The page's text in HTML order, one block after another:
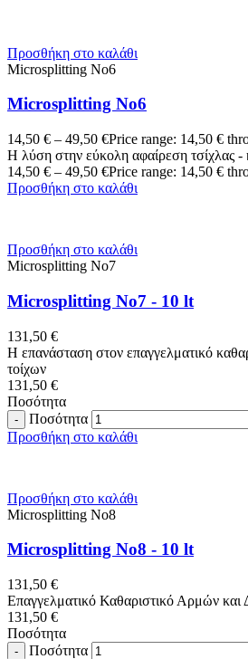
Προσθήκη στο καλάθι
Microsplitting No6
Microsplitting No6
14,50 € – 49,50 €Price range: 14,50 €
Η λύση στην εύκολη αφαίρεση τσίχλας -
14,50 € – 49,50 €Price range: 14,50 €
Προσθήκη στο καλάθι
Προσθήκη στο καλάθι
Microsplitting No7
Microsplitting No7 - 10 lt
131,50 €
Η επανάσταση στον επαγγελματικό
τοίχων
131,50 €
Ποσότητα
Ποσότητα
Προσθήκη στο καλάθι
Προσθήκη στο καλάθι
Microsplitting No8
Microsplitting No8 - 10 lt
131,50 €
Επαγγελματικό Καθαριστικό Αρμών και
131,50 €
Ποσότητα
Ποσότητα